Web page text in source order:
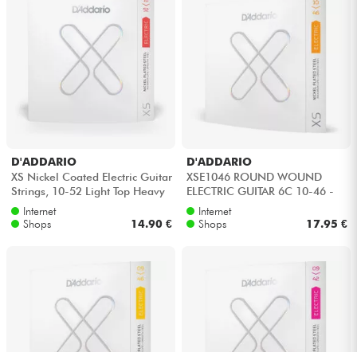
D'ADDARIO
XS Nickel Coated Electric Guitar
Strings, 10-52 Light Top Heavy
Bottom - Saitensätze
Internet
Shops
14.90 €
D'ADDARIO
XSE1046 ROUND WOUND
ELECTRIC GUITAR 6C 10-46 -
Saitensätze
Internet
Shops
17.95 €